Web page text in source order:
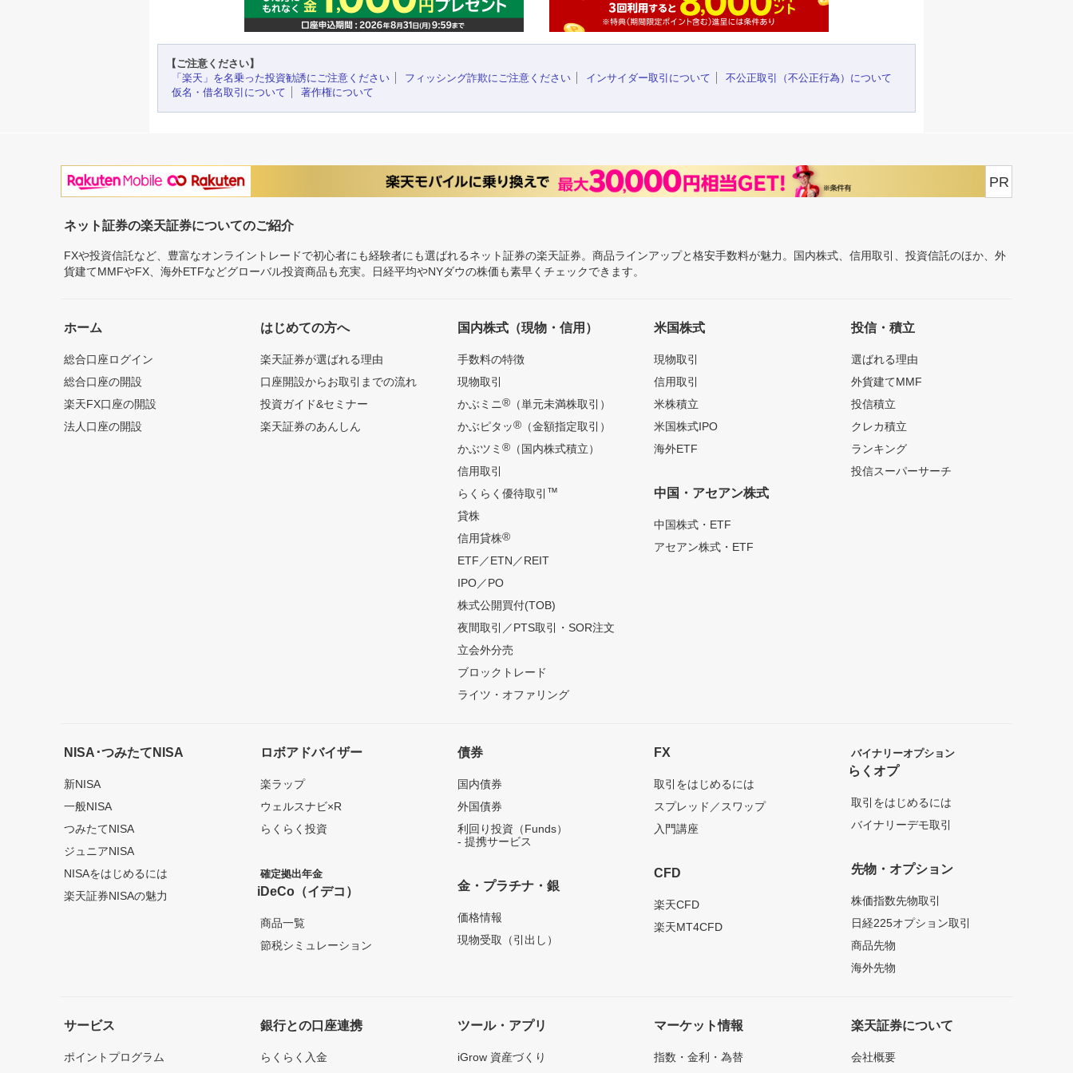
【ご注意ください】
「楽天」を名乗った投資勧誘にご注意ください
フィッシング詐欺にご注意ください インサイダー取引について
不公正取引（不公正行為）について
仮名・借名取引について
著作権について
PR
ネット証券の楽天証券についてのご紹介
FXや投資信託など、豊富なオンライントレードで初心者にも経験者にも選ばれるネット証券の楽天証券。商品ラインアップと格安手数料が魅力。国内株式、信用取引、投資信託のほか、外
貨建てMMFやFX、海外ETFなどグローバル投資商品も充実。日経平均やNYダウの株価も素早くチェックできます。
ホーム
総合口座ログイン
総合口座の開設
楽天FX口座の開設
法人口座の開設
はじめての方へ
楽天証券が選ばれる理由
口座開設からお取引までの流れ
投資ガイド&セミナー
楽天証券のあんしん
国内株式（現物・信用）
手数料の特徴
現物取引
かぶミニ®（単元未満株取引）
かぶピタッ®（金額指定取引）
かぶツミ ®（国内株式積立）
信用取引
らくらく優待取引 ™
貸株
信用貸株®
ETF／ETN／REIT
IPO／PO
株式公開買付(TOB)
夜間取引／PTS取引・SOR注文
立会外分売
ブロックトレード
ライツ・オファリング
米国株式
現物取引
信用取引
米株積立
米国株式IPO
海外ETF
中国・アセアン株式
中国株式・ETF
アセアン株式・ETF
投信・積立
選ばれる理由
外貨建てMMF
投信積立
クレカ積立
ランキング
投信スーパーサーチ
NISA･つみたてNISA
新NISA
一般NISA
つみたてNISA
ジュニアNISA
NISAをはじめるには
楽天証券NISAの魅力
ロボアドバイザー
楽ラップ
ウェルスナビ×R
らくらく投資
確定拠出年金
iDeCo（イデコ）
商品一覧
節税シミュレーション
債券
国内債券
外国債券
利回り投資（Funds）
- 提携サービス
金・プラチナ・銀
価格情報
現物受取（引出し）
FX
取引をはじめるには
スプレッド／スワップ
入門講座
CFD
楽天CFD
楽天MT4CFD
バイナリーオプション
らくオプ
取引をはじめるには
バイナリーデモ取引
先物・オプション
株価指数先物取引
日経225オプション取引
商品先物
海外先物
サービス
ポイントプログラム
銀行との口座連携
らくらく入金
ツール・アプリ
iGrow 資産づくり
マーケット情報
指数・金利・為替
楽天証券について
会社概要